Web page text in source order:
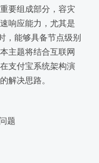
要组成部分，容灾
响应能力，尤其是
，能够具备节点级别
主题将结合互联网
支付宝系统架构演
解决思路。
题